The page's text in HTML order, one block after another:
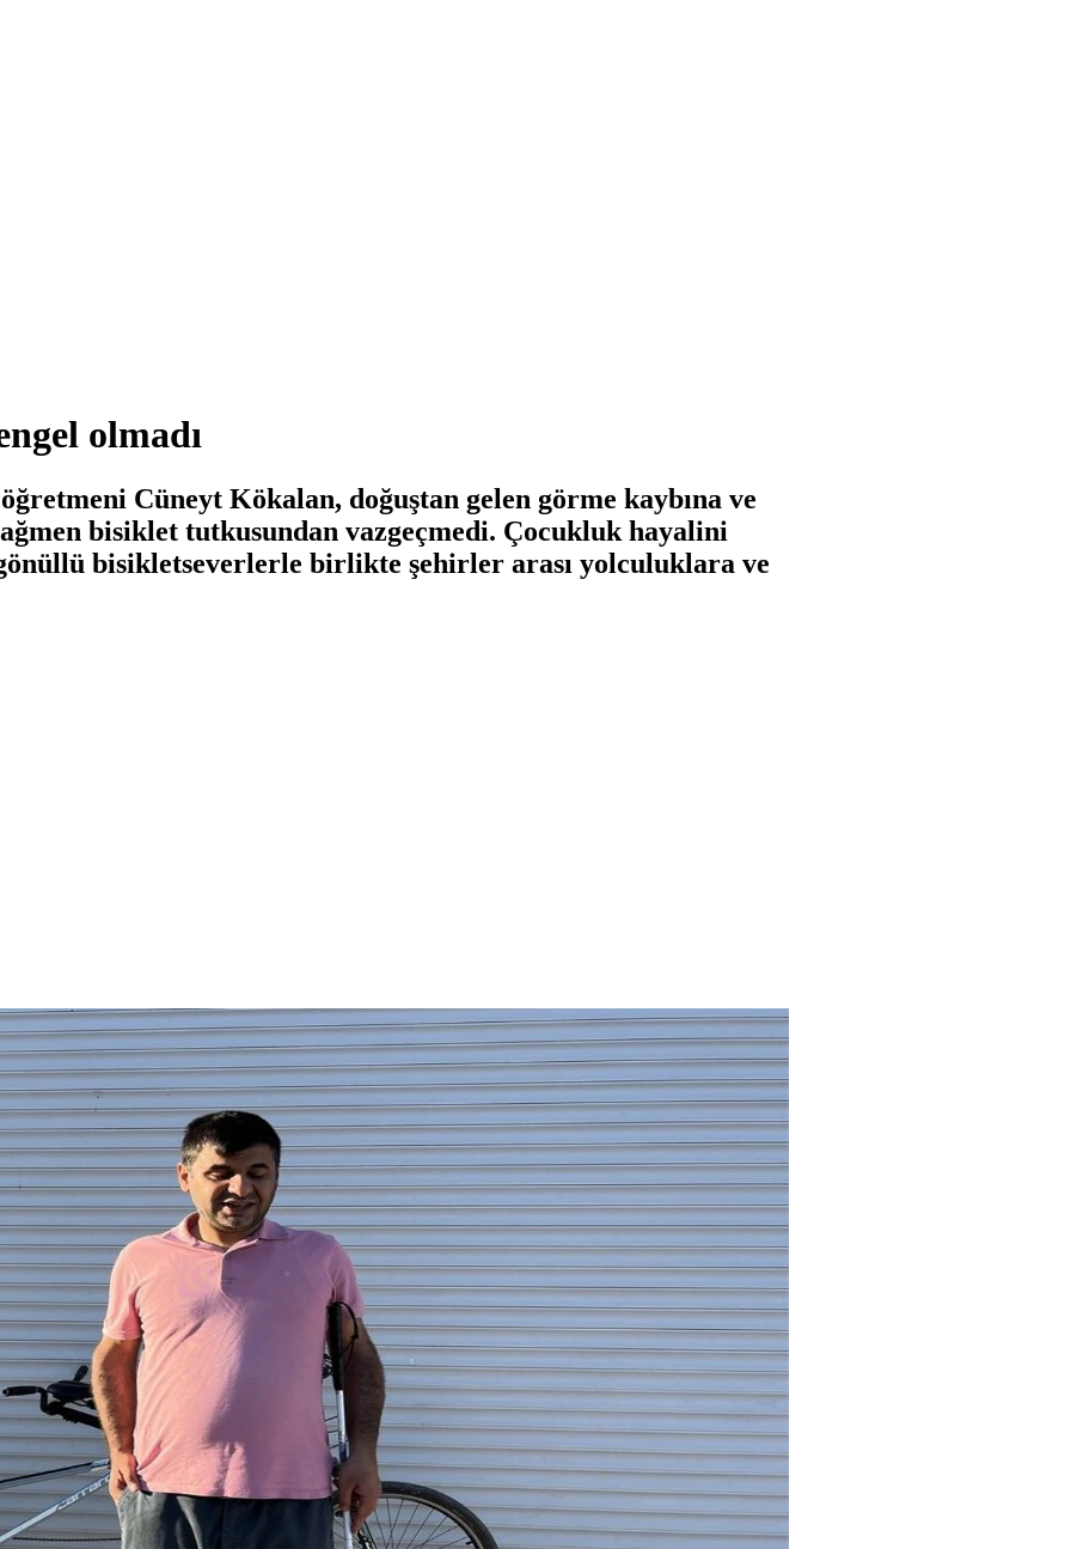
olmadı
Cüneyt Kökalan, doğuştan gelen görme kaybına ve
bisiklet tutkusundan vazgeçmedi. Çocukluk hayalini
bisikletseverlerle birlikte şehirler arası yolculuklara ve